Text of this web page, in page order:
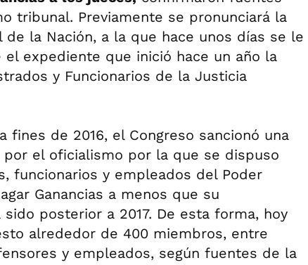
tribunal. Previamente se pronunciará la
de la Nación, a la que hace unos días se le
expediente que inició hace un año la
y Funcionarios de la Justicia
fines de 2016, el Congreso sancionó una
por el oficialismo por la que se dispuso
funcionarios y empleados del Poder
Ganancias a menos que su
posterior a 2017. De esta forma, hoy
alrededor de 400 miembros, entre
y empleados, según fuentes de la